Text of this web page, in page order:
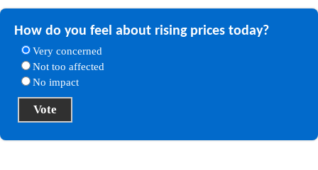
How do you feel about rising prices today?
Very concerned
Not too affected
No impact